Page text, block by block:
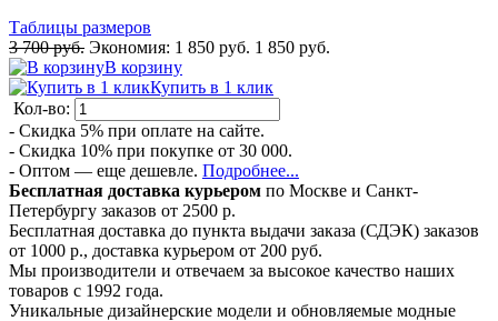
Таблицы размеров
3 700 руб. Экономия: 1 850 руб. 1 850 руб.
В корзину
Купить в 1 клик
Кол-во:
- Скидка 5% при оплате на сайте.
- Скидка 10% при покупке от 30 000.
- Оптом — еще дешевле. Подробнее...
Бесплатная доставка курьером по Москве и Санкт-
Петербургу заказов от 2500 р.
Бесплатная доставка до пункта выдачи заказа (СДЭК) заказов
от 1000 р., доставка курьером от 200 руб.
Мы производители и отвечаем за высокое качество наших
товаров с 1992 года.
Уникальные дизайнерские модели и обновляемые модные